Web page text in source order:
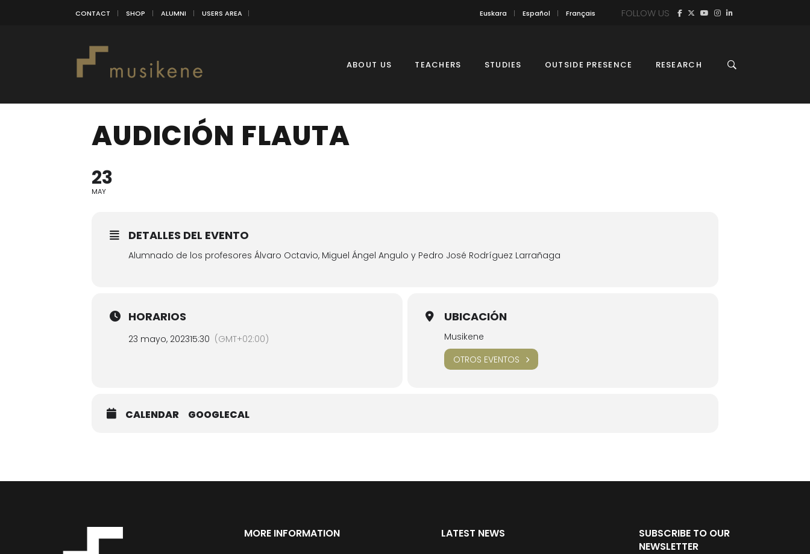
CONTACT SHOP ALUMNI USERS AREA Euskara Español Français FOLLOW US
ABOUT US TEACHERS STUDIES OUTSIDE PRESENCE RESEARCH
AUDICIÓN FLAUTA
23
MAY
DETALLES DEL EVENTO
Alumnado de los profesores Álvaro Octavio, Miguel Ángel Angulo y Pedro José Rodríguez Larrañaga
HORARIOS
23 mayo, 202315:30 (GMT+02:00)
UBICACIÓN
Musikene
OTROS EVENTOS
CALENDAR GOOGLECAL
MORE INFORMATION LATEST NEWS
SUBSCRIBE TO OUR
NEWSLETTER